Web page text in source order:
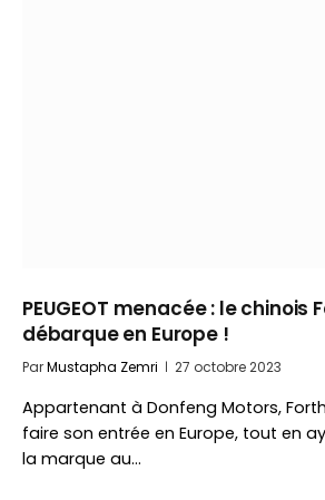
PEUGEOT menacée : le chinois
débarque en Europe !
ParMustapha Zemri 27 octobre 2023
Appartenant à Donfeng Motors,
faire son entrée en Europe, tout en
la marque au…